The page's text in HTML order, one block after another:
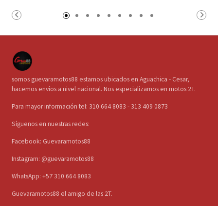
somos guevaramotos88 estamos ubicados en Aguachica - Cesar,
hacemos envíos a nivel nacional. Nos especializamos en motos 2T.
Para mayor información tel: 310 664 8083 - 313 409 0873
Síguenos en nuestras redes:
Facebook: Guevaramotos88
Instagram: @guevaramotos88
WhatsApp: +57 310 664 8083
Guevaramotos88 el amigo de las 2T.